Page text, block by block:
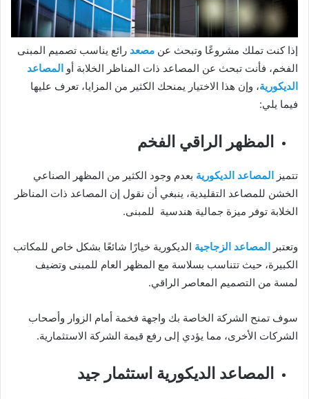
إذا كنت تملك مشروعًا وتبحث عن مصعد رائع يناسب تصميم المبنى
الفخم، فأنت تبحث عن المصاعد ذات المناظر الخلابة أو المصاعد
الديكورية، وإن هذا الاختيار يمنحك الكثير من المزايا، تعرف عليها
فيما يلي:
المظهر الراقي الفخم
تتميز المصاعد الديكورية بعدم وجود الكثير من المظهر الصناعي
الخشن للمصاعد التقليدية، ينبغي أن نقول إن المصاعد ذات المناظر
الخلابة توفر ميزة جمالية هندسية للمبنى.
وتعتبر المصاعد الزجاجية الديكورية خيارًا شائعًا بشكل خاص للمكاتب
الكبيرة، حيث تتناسب بسلاسة مع المظهر العام للمبنى وتضيف
لمسة من التصميم المعاصر الراقي.
سوف تمنح الشركة الخاصة بك واجهة فخمة أمام الزوار وأصحاب
الشركات الأخرى، مما يؤدي إلى رفع قيمة الشركة الاستثمارية.
المصاعد الديكورية استثمار جيد